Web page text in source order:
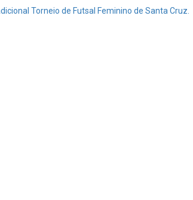
Torneio de Futsal Feminino de Santa Cruz.